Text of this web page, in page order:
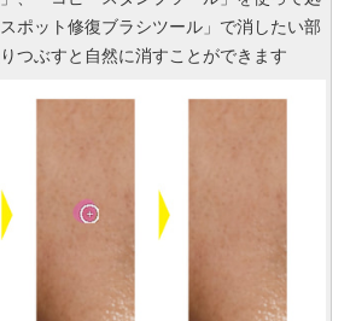
ポット修復ブラシツール」で消したい部
つぶすと自然に消すことができます